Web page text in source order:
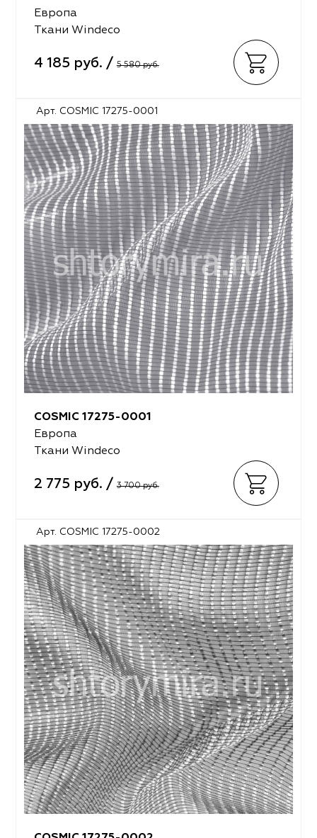
Европа
Ткани Windeco
4 185 руб. / 5 580 руб.
Арт. COSMIC 17275-0001
COSMIC 17275-0001
Европа
Ткани Windeco
2 775 руб. / 3 700 руб.
Арт. COSMIC 17275-0002